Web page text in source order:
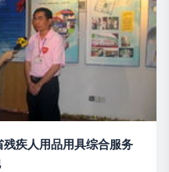
疾人用品用具综合服务